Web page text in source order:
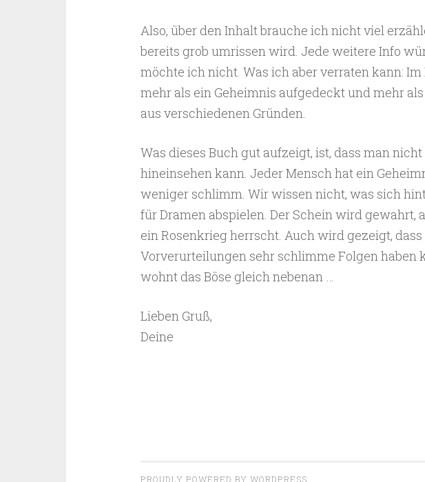
Also, über den Inhalt brauche ich nicht viel
bereits grob umrissen wird. Jede weitere Info
möchte ich nicht. Was ich aber verraten kann:
mehr als ein Geheimnis aufgedeckt und mehr
aus verschiedenen Gründen.
Was dieses Buch gut aufzeigt, ist, dass man
hineinsehen kann. Jeder Mensch hat ein
weniger schlimm. Wir wissen nicht, was sich
für Dramen abspielen. Der Schein wird gewahrt,
ein Rosenkrieg herrscht. Auch wird gezeigt,
Vorverurteilungen sehr schlimme Folgen haben
wohnt das Böse gleich nebenan …
Lieben Gruß,
Deine
PROUDLY POWERED BY WORDPRESS